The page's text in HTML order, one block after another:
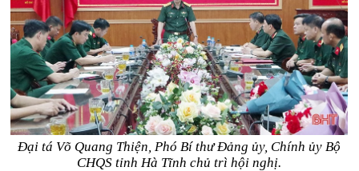
Đại tá Võ Quang Thiện, Phó Bí thư Đảng ủy, Chính ủy Bộ
CHQS tỉnh Hà Tĩnh chủ trì hội nghị.